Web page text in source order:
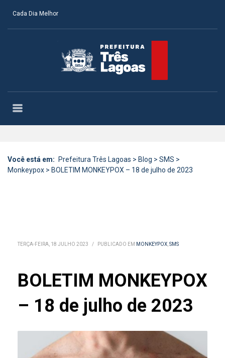
Cada Dia Melhor
Você está em: Prefeitura Três Lagoas > Blog > SMS >
Monkeypox > BOLETIM MONKEYPOX – 18 de julho de 2023
TERÇA-FEIRA, 18 JULHO 2023 / PUBLICADO EM MONKEYPOX,SMS
BOLETIM MONKEYPOX
– 18 de julho de 2023